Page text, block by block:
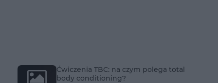
Ćwiczenia TBC: na czym polega total
body conditioning?